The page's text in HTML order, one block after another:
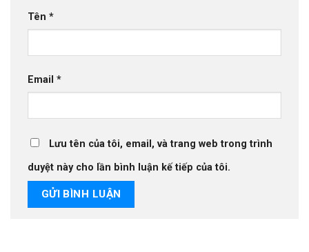
Tên *
Email *
Lưu tên của tôi, email, và trang web trong trình
duyệt này cho lần bình luận kế tiếp của tôi.